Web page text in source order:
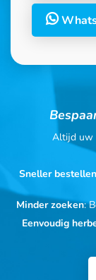
Altijd uw
Sneller bestellen
Minder zoeken:
Eenvoudig